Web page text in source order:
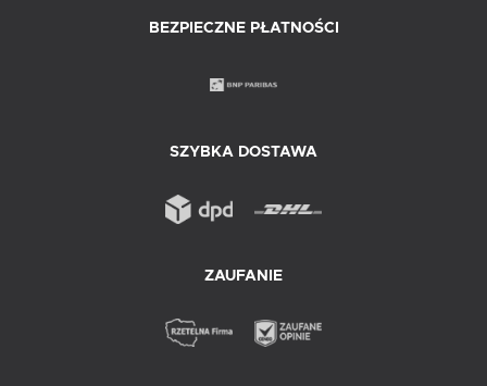
BEZPIECZNE PŁATNOŚCI
SZYBKA DOSTAWA
ZAUFANIE